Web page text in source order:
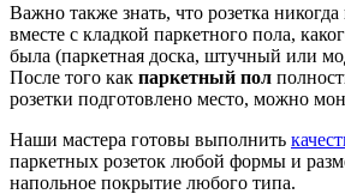
Важно также знать, что розетка
вместе с кладкой паркетного пола,
была (паркетная доска, штучный или
После того как паркетный пол
розетки подготовлено место, можно
Наши мастера готовы выполнить
паркетных розеток любой формы и
напольное покрытие любого типа.